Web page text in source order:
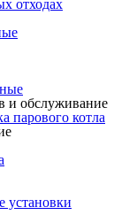
отходах
и обслуживание
парового котла
установки